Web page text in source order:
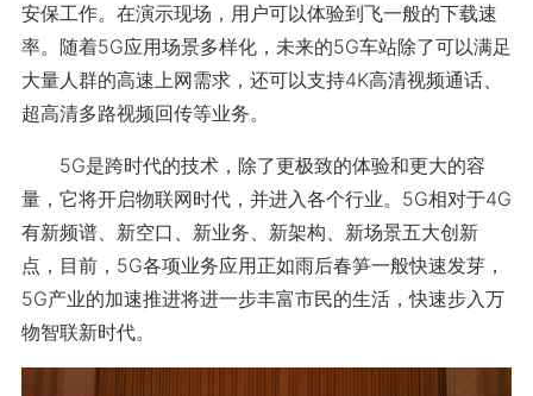
安保工作。在演示现场，用户可以体验到飞一般的下载速
率。随着5G应用场景多样化，未来的5G车站除了可以满足
大量人群的高速上网需求，还可以支持4K高清视频通话、
超高清多路视频回传等业务。
5G是跨时代的技术，除了更极致的体验和更大的容
量，它将开启物联网时代，并进入各个行业。5G相对于4G
有新频谱、新空口、新业务、新架构、新场景五大创新
点，目前，5G各项业务应用正如雨后春笋一般快速发芽，
5G产业的加速推进将进一步丰富市民的生活，快速步入万
物智联新时代。